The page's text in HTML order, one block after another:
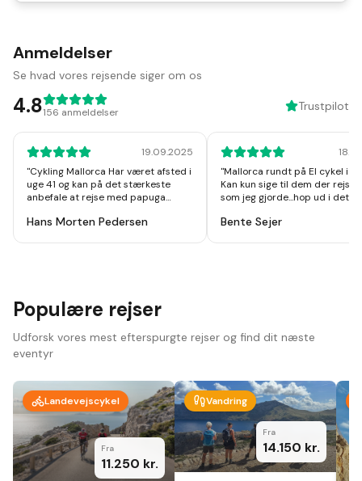
Anmeldelser
Se hvad vores rejsende siger om os
4.8156 anmeldelser Trustpilot
19.09.2025
"Cykling Mallorca Har været afsted i
uge 41 og kan på det stærkeste
anbefale at rejse med papuga
til slut, modtog en app hvor alt var
Bare se at komme afsted der er
noget for en hver.
Hans Morten Pedersen
"Mallorca rundt på El cykel i
Kan kun sige til dem der rejser
som jeg gjorde...hop ud i det, I
mennesker, omgivelser og
Bente Sejer
Populære rejser
Udforsk vores mest efterspurgte rejser og find dit næste
eventyr
Landevejscykel
Fra
11.250 kr.
Vandring
Fra
14.150 kr.